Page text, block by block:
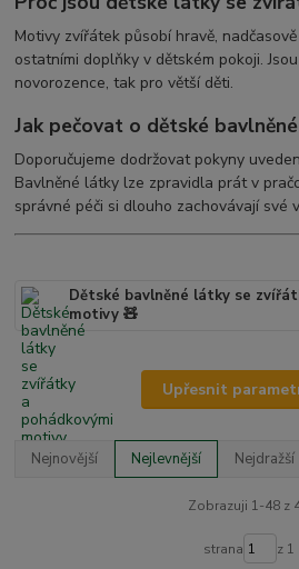
Motivy zvířátek působí hravě,
ostatními doplňky v dětském pokoji.
novorozence, tak pro větší děti.
Jak pečovat o dětské
Doporučujeme dodržovat pokyny
Bavlněné látky lze zpravidla prát v
správné péči si dlouho zachovávají své
Dětské bavlněné látky se
motivy 🧸
Upřesnit
Nejnovější Nejlevnější Nejdražší
Zobrazuji 1-48 z
strana z 1